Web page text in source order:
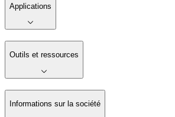
Applications
Outils et ressources
Informations sur la société